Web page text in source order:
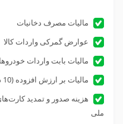
مالیات مصرف دخانیات
عوارض گمرکی واردات کالا
مالیات بابت واردات
مالیات بر ارزش افزوده (10 درصد روی بسیاری از کالاها و خدمات)
هزینه صدور و تمدید
ملی